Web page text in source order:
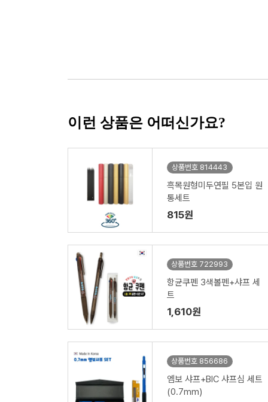
이런 상품은 어떠신가요?
상품번호 814443
흑목원형미두연필 5본입 원
통세트
815원
상품번호 722993
항균쿠펜 3색볼펜+샤프 세
트
1,610원
상품번호 856686
엠보 샤프+BIC 샤프심 세트
(0.7mm)